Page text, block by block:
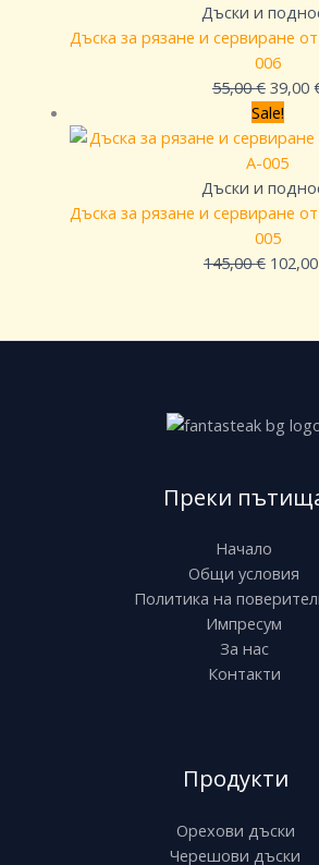
Дъски и
Дъска за рязане и сервиране
006
55,00€ 39,00
Sale!
Дъски и
Дъска за рязане и сервиране
005
145,00€ 102,00
Преки
Начало
Общи условия
Политика на
Импресум
За нас
Контакти
Продукти
Орехови дъски
Черешови дъски